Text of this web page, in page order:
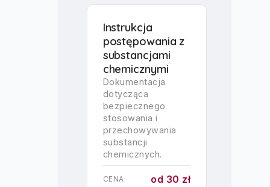
Instrukcja
postępowania z
substancjami
chemicznymi
Dokumentacja
dotycząca
bezpiecznego
stosowania i
przechowywania
substancji
chemicznych.
CENA od 30 zł